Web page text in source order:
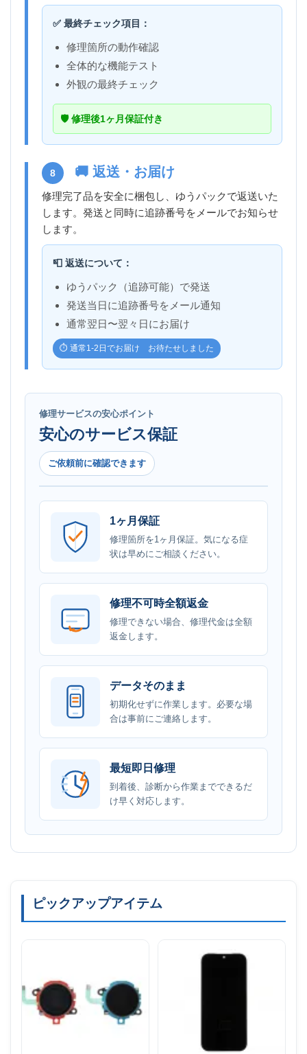
✅ 最終チェック項目：
修理箇所の動作確認
全体的な機能テスト
外観の最終チェック
🛡️ 修理後1ヶ月保証付き
8 🚚 返送・お届け
修理完了品を安全に梱包し、ゆうパックで返送いた
します。発送と同時に追跡番号をメールでお知らせ
します。
📮 返送について：
ゆうパック（追跡可能）で発送
発送当日に追跡番号をメール通知
通常翌日〜翌々日にお届け
⏱️ 通常1-2日でお届け お待たせしました
修理サービスの安心ポイント
安心のサービス保証
ご依頼前に確認できます
1ヶ月保証
修理箇所を1ヶ月保証。気になる症
状は早めにご相談ください。
修理不可時全額返金
修理できない場合、修理代金は全額
返金します。
データそのまま
初期化せずに作業します。必要な場
合は事前にご連絡します。
最短即日修理
到着後、診断から作業までできるだ
け早く対応します。
ピックアップアイテム